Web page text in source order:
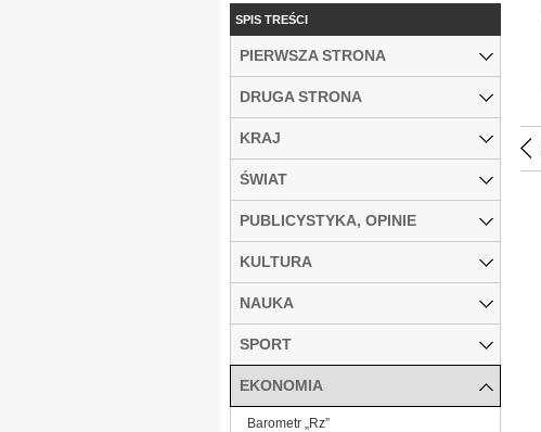
SPIS TREŚCI
PIERWSZA STRONA
DRUGA STRONA
KRAJ
ŚWIAT
PUBLICYSTYKA, OPINIE
KULTURA
NAUKA
SPORT
EKONOMIA
Barometr „Rz”